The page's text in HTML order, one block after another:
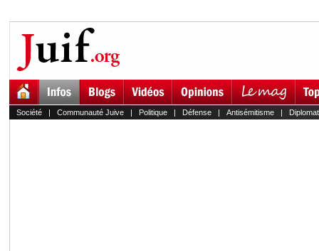
Société| Communauté Juive| Politique| Défense| Antisémitisme|